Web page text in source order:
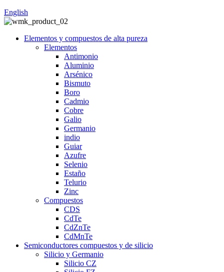
English
Elementos y compuestos de alta pureza
Elementos
Antimonio
Aluminio
Arsénico
Bismuto
Boro
Cadmio
Cobre
Galio
Germanio
indio
Guiar
Azufre
Selenio
Estaño
Telurio
Zinc
Compuestos
CDS
CdTe
CdZnTe
CdMnTe
Semiconductores compuestos y de silicio
Silicio y Germanio
Silicio CZ